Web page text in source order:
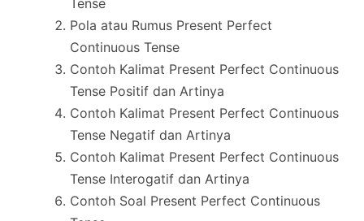
Tense
Pola atau Rumus Present Perfect
Continuous Tense
Contoh Kalimat Present Perfect Continuous
Tense Positif dan Artinya
Contoh Kalimat Present Perfect Continuous
Tense Negatif dan Artinya
Contoh Kalimat Present Perfect Continuous
Tense Interogatif dan Artinya
Contoh Soal Present Perfect Continuous